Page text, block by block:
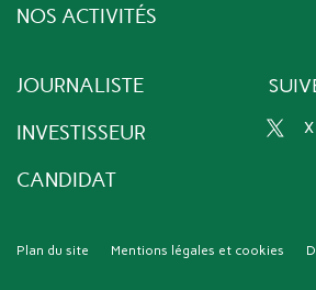
NOS ACTIVITÉS
JOURNALISTE
INVESTISSEUR
CANDIDAT
Plan du site Mentions légales et cookies